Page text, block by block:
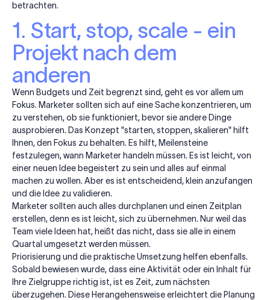
betrachten.
1. Start, stop, scale - ein
Projekt nach dem
anderen
Wenn Budgets und Zeit begrenzt sind, geht es vor allem um
Fokus. Marketer sollten sich auf eine Sache konzentrieren, um
zu verstehen, ob sie funktioniert, bevor sie andere Dinge
ausprobieren. Das Konzept "starten, stoppen, skalieren" hilft
Ihnen, den Fokus zu behalten. Es hilft, Meilensteine
festzulegen, wann Marketer handeln müssen. Es ist leicht, von
einer neuen Idee begeistert zu sein und alles auf einmal
machen zu wollen. Aber es ist entscheidend, klein anzufangen
und die Idee zu validieren.
Marketer sollten auch alles durchplanen und einen Zeitplan
erstellen, denn es ist leicht, sich zu übernehmen. Nur weil das
Team viele Ideen hat, heißt das nicht, dass sie alle in einem
Quartal umgesetzt werden müssen.
Priorisierung und die praktische Umsetzung helfen ebenfalls.
Sobald bewiesen wurde, dass eine Aktivität oder ein Inhalt für
Ihre Zielgruppe richtig ist, ist es Zeit, zum nächsten
überzugehen. Diese Herangehensweise erleichtert die Planung